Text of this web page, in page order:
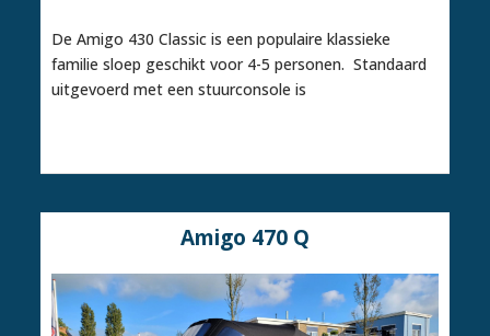
De Amigo 430 Classic is een populaire klassieke
familie sloep geschikt voor 4-5 personen. Standaard
uitgevoerd met een stuurconsole is
Amigo 470 Q